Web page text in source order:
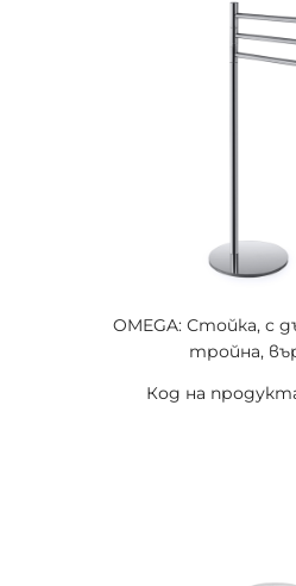
OMEGA: Стойка, с
тройна,
Код на